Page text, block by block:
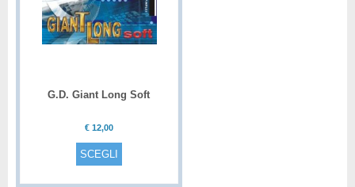
G.D. Giant Long Soft
€ 12,00
SCEGLI